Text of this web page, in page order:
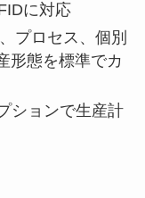
に対応
プロセス、個別
形態を標準でカ
ションで生産計